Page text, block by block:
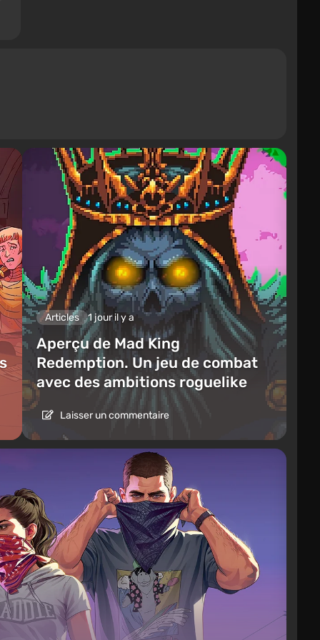
Articles 1 jour il y a
Aperçu de Mad King
Redemption. Un jeu de combat
avec des ambitions roguelike
Laisser un commentaire